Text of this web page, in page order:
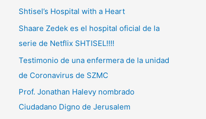
Shtisel’s Hospital with a Heart
Shaare Zedek es el hospital oficial de la
serie de Netflix SHTISEL!!!!
Testimonio de una enfermera de la unidad
de Coronavirus de SZMC
Prof. Jonathan Halevy nombrado
Ciudadano Digno de Jerusalem